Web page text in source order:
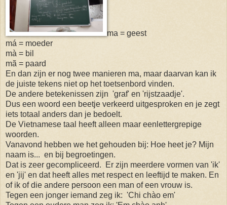
ma = geest
má = moeder
mà = bil
mã = paard
En dan zijn er nog twee manieren ma, maar daarvan kan ik
de juiste tekens niet op het toetsenbord vinden.
De andere betekenissen zijn 'graf' en 'rijstzaadje'.
Dus een woord een beetje verkeerd uitgesproken en je zegt
iets totaal anders dan je bedoelt.
De Vietnamese taal heeft alleen maar eenlettergrepige
woorden.
Vanavond hebben we het gehouden bij: Hoe heet je? Mijn
naam is... en bij begroetingen.
Dat is zeer gecompliceerd. Er zijn meerdere vormen van 'ik'
en 'jij' en dat heeft alles met respect en leeftijd te maken. En
of ik of die andere persoon een man of een vrouw is.
Tegen een jonger iemand zeg ik: 'Chi chào em'